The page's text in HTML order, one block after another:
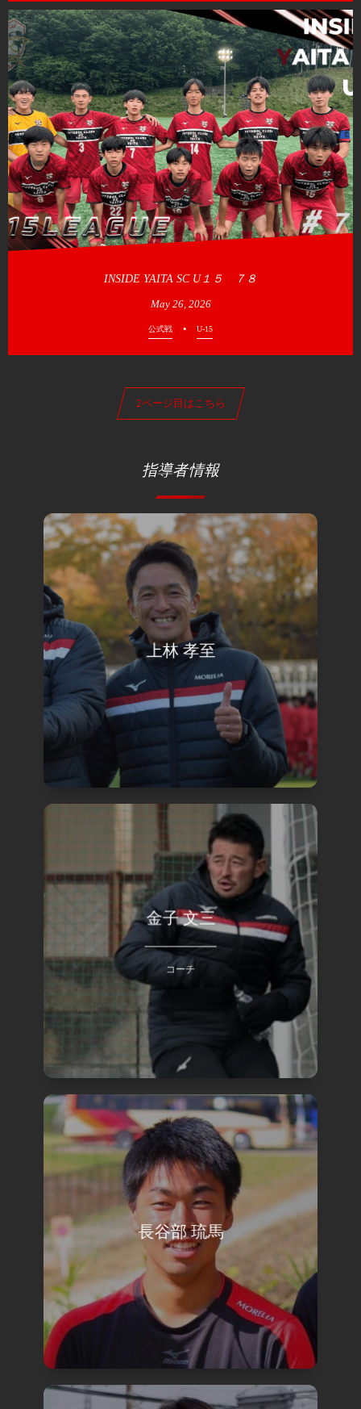
INSIDE YAITA SC U１５ ７８
May 26, 2026
公式戦 U-15
2ページ目はこちら
指導者情報
上林 孝至
view
金子 文三
コーチ
長谷部 琉馬
view